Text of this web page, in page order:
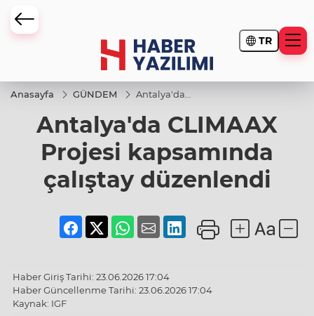
TR
Anasayfa GÜNDEM
Antalya'da
Projesi
kapsamında
düzenlendi
Antalya'da CLIMAAX
Projesi kapsamında
çalıştay düzenlendi
Haber Giriş Tarihi: 23.06.2026 17:04
Haber Güncellenme Tarihi: 23.06.2026 17:04
Kaynak: IGF